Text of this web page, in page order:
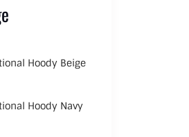
Hoody Beige
Hoody Navy